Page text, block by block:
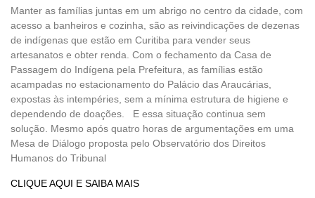
Manter as famílias juntas em um abrigo no centro da cidade, com
acesso a banheiros e cozinha, são as reivindicações de dezenas
de indígenas que estão em Curitiba para vender seus
artesanatos e obter renda. Com o fechamento da Casa de
Passagem do Indígena pela Prefeitura, as famílias estão
acampadas no estacionamento do Palácio das Araucárias,
expostas às intempéries, sem a mínima estrutura de higiene e
dependendo de doações. E essa situação continua sem
solução. Mesmo após quatro horas de argumentações em uma
Mesa de Diálogo proposta pelo Observatório dos Direitos
Humanos do Tribunal
CLIQUE AQUI E SAIBA MAIS